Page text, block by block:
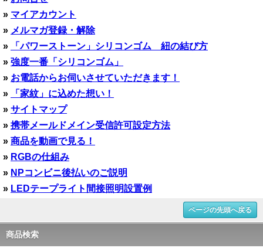
» マイアカウント
» メルマガ登録・解除
»
「パワーストーン」シリコンゴム 紐の結び方
» 強度一番「シリコンゴム」
» お電話からお伺いさせていただきます！
»
「家紋」に込めた想い！
» サイトマップ
» 携帯メールドメイン受信許可設定方法
» 商品を動画で見る！
» RGBの仕組み
» NPコンビニ後払いのご説明
» LEDテープライト間接照明設置例
ページの先頭へ戻る
商品検索